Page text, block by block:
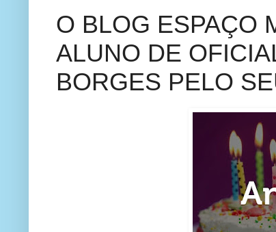
O BLOG ESPAÇO
ALUNO DE
BORGES PELO